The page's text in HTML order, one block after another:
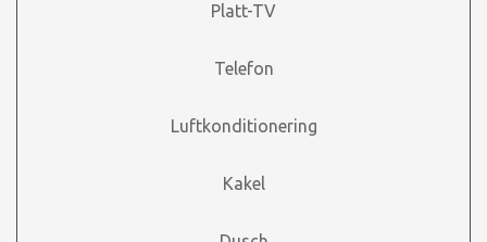
Platt-TV
Telefon
Luftkonditionering
Kakel